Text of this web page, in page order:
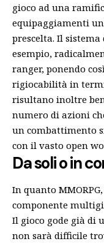
gioco ad una
equipaggiamenti
prescelta. Il sistema
esempio,
ranger, ponendo
rigiocabilità in
risultano inoltre
numero di azioni
un combattimento
con il vasto open
Da soli o in
In quanto MMORPG,
componente
Il gioco gode già di
non sarà difficile